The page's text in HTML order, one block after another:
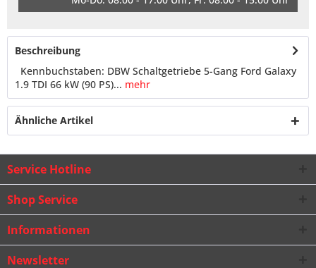
Beschreibung
Kennbuchstaben: DBW Schaltgetriebe 5-Gang Ford Galaxy
1.9 TDI 66 kW (90 PS)... mehr
Ähnliche Artikel
Service Hotline
Shop Service
Informationen
Newsletter